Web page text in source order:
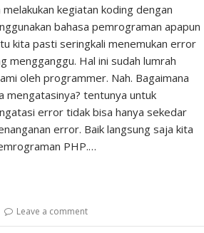
melakukan kegiatan koding dengan
bahasa pemrograman apapun
kita pasti seringkali menemukan error
mengganggu. Hal ini sudah lumrah
oleh programmer. Nah. Bagaimana
mengatasinya? tentunya untuk
error tidak bisa hanya sekedar
error. Baik langsung saja kita
PHP.…
Leave a comment